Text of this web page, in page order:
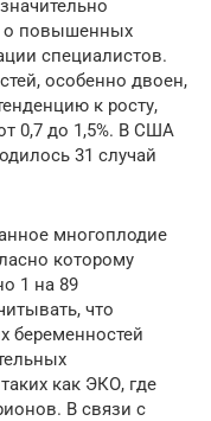
о повышенных
специалистов.
особенно двоен,
к росту,
0,7 до 1,5%. В США
31 случай
многоплодие
которому
1 на 89
что
беременностей
как ЭКО, где
В связи с